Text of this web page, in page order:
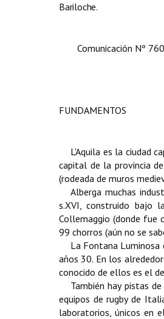
Bariloche.
Comunicación Nº
FUNDAMENTOS
L'Aquilaes la ciudad
capital de la provincia
(rodeada de muros
Alberga muchas
s.XVI, construido bajo
Collemaggio (donde fue
99 chorros (aún no se
La Fontana Luminosa
años 30. En los
conocido de ellos es el de
También hay pistas
equipos de rugby de
laboratorios, únicos en